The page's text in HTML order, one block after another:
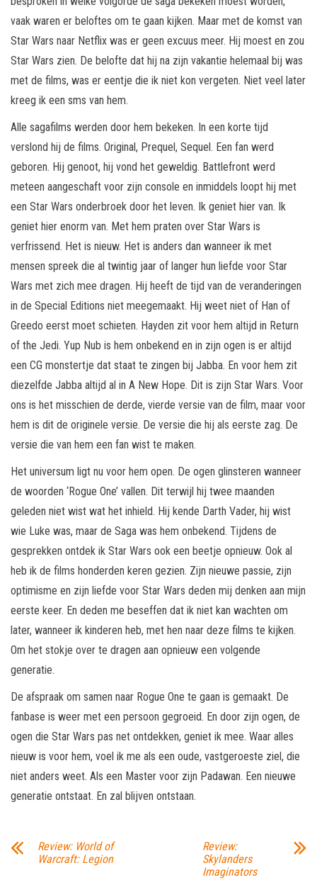
vaak waren er beloftes om te gaan kijken. Maar met de komst van
Star Wars naar Netflix was er geen excuus meer. Hij moest en zou
Star Wars zien. De belofte dat hij na zijn vakantie helemaal bij was
met de films, was er eentje die ik niet kon vergeten. Niet veel later
kreeg ik een sms van hem.
Alle sagafilms werden door hem bekeken. In een korte tijd
verslond hij de films. Original, Prequel, Sequel. Een fan werd
geboren. Hij genoot, hij vond het geweldig. Battlefront werd
meteen aangeschaft voor zijn console en inmiddels loopt hij met
een Star Wars onderbroek door het leven. Ik geniet hier van. Ik
geniet hier enorm van. Met hem praten over Star Wars is
verfrissend. Het is nieuw. Het is anders dan wanneer ik met
mensen spreek die al twintig jaar of langer hun liefde voor Star
Wars met zich mee dragen. Hij heeft de tijd van de veranderingen
in de Special Editions niet meegemaakt. Hij weet niet of Han of
Greedo eerst moet schieten. Hayden zit voor hem altijd in Return
of the Jedi. Yup Nub is hem onbekend en in zijn ogen is er altijd
een CG monstertje dat staat te zingen bij Jabba. En voor hem zit
diezelfde Jabba altijd al in A New Hope. Dit is zijn Star Wars. Voor
ons is het misschien de derde, vierde versie van de film, maar voor
hem is dit de originele versie. De versie die hij als eerste zag. De
versie die van hem een fan wist te maken.
Het universum ligt nu voor hem open. De ogen glinsteren wanneer
de woorden ‘Rogue One’ vallen. Dit terwijl hij twee maanden
geleden niet wist wat het inhield. Hij kende Darth Vader, hij wist
wie Luke was, maar de Saga was hem onbekend. Tijdens de
gesprekken ontdek ik Star Wars ook een beetje opnieuw. Ook al
heb ik de films honderden keren gezien. Zijn nieuwe passie, zijn
optimisme en zijn liefde voor Star Wars deden mij denken aan mijn
eerste keer. En deden me beseffen dat ik niet kan wachten om
later, wanneer ik kinderen heb, met hen naar deze films te kijken.
Om het stokje over te dragen aan opnieuw een volgende
generatie.
De afspraak om samen naar Rogue One te gaan is gemaakt. De
fanbase is weer met een persoon gegroeid. En door zijn ogen, de
ogen die Star Wars pas net ontdekken, geniet ik mee. Waar alles
nieuw is voor hem, voel ik me als een oude, vastgeroeste ziel, die
niet anders weet. Als een Master voor zijn Padawan. Een nieuwe
generatie ontstaat. En zal blijven ontstaan.
Review: World of
Warcraft: Legion
Review:
Skylanders
Imaginators